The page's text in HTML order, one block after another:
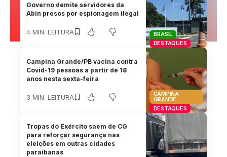
BRASIL
DESTAQUES
Governo demite servidores da
Abin presos por espionagem ilegal
4 MIN. LEITURA
CAMPINA
GRANDE
DESTAQUES
Campina Grande/PB vacina contra
Covid-19 pessoas a partir de 18
anos nesta sexta-feira
3 MIN. LEITURA
Tropas do Exército saem de CG
para reforçar segurança nas
eleições em outras cidades
paraibanas